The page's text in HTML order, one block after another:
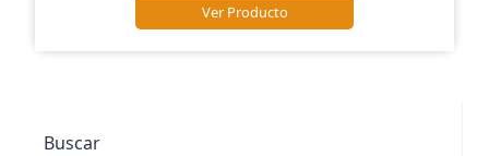
Ver Producto
Buscar